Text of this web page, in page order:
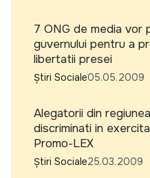
7 ONG de media vor
guvernului pentru a
libertatii presei
Știri Sociale05.05.2009
Alegatorii din
discriminati in
Promo-LEX
Știri Sociale25.03.2009